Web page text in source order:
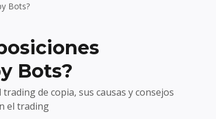
Bots?
Bots?
de copia, sus causas y consejos
el trading